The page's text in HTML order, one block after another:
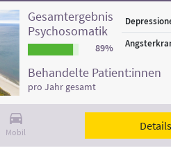
Mobil
Gesamtergebnis
Psychosomatik
89%
Behandelte Patient:innen
pro Jahr gesamt
Details